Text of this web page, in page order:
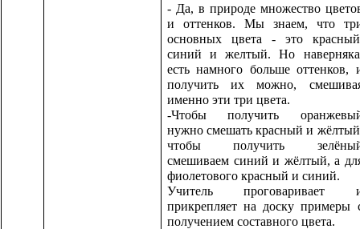
- Да, в природе множество
и оттенков. Мы знаем, что
основных цвета - это
синий и желтый. Но
есть намного больше оттенков,
получить их можно,
именно эти три цвета.
-Чтобы получить
нужно смешать красный и
чтобы получить
смешиваем синий и жёлтый, а
фиолетового красный и синий.
Учитель проговаривает
прикрепляет на доску примеры
получением составного цвета.